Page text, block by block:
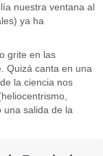
nuestra ventana al
ya ha
grite en las
Quizá canta en una
la ciencia nos
una salida de la